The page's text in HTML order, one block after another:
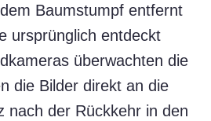
Baumstumpf entfernt
ursprünglich entdeckt
überwachten die
die Bilder direkt an die
nach der Rückkehr in den